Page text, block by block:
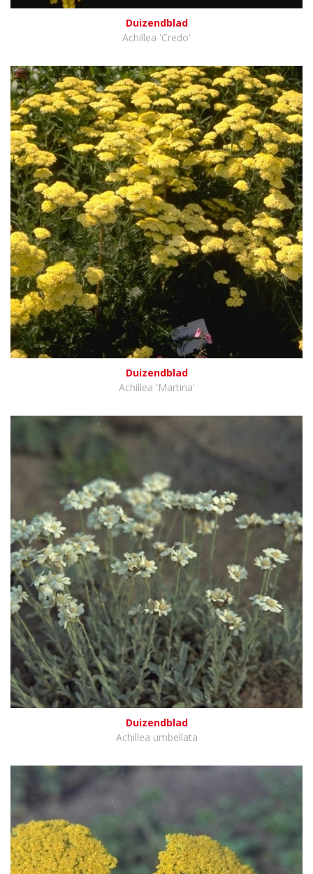
Duizendblad
Achillea 'Credo'
Duizendblad
Achillea 'Martina'
Duizendblad
Achillea umbellata